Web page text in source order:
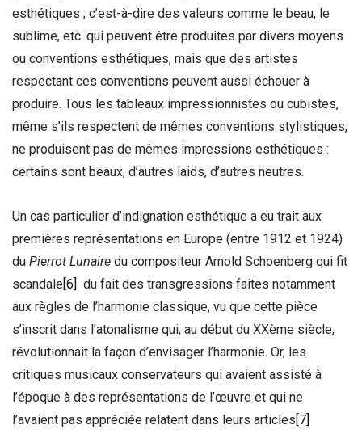
esthétiques ; c’est-à-dire des valeurs comme le beau, le
sublime, etc. qui peuvent être produites par divers moyens
ou conventions esthétiques, mais que des artistes
respectant ces conventions peuvent aussi échouer à
produire. Tous les tableaux impressionnistes ou cubistes,
même s’ils respectent de mêmes conventions stylistiques,
ne produisent pas de mêmes impressions esthétiques :
certains sont beaux, d’autres laids, d’autres neutres.
Un cas particulier d’indignation esthétique a eu trait aux
premières représentations en Europe (entre 1912 et 1924)
du Pierrot Lunaire du compositeur Arnold Schoenberg qui fit
scandale [6]
du fait des transgressions faites notamment
aux règles de l’harmonie classique, vu que cette pièce
s’inscrit dans l’atonalisme qui, au début du XXème siècle,
révolutionnait la façon d’envisager l’harmonie. Or, les
critiques musicaux conservateurs qui avaient assisté à
l’époque à des représentations de l’œuvre et qui ne
l’avaient pas appréciée relatent dans leurs articles [7]